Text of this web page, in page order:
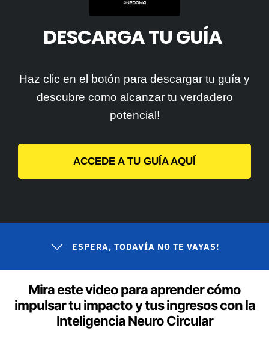
DESCARGA TU GUÍA
Haz clic en el botón para descargar tu guía y
descubre como alcanzar tu verdadero
potencial!
ACCEDE A TU GUÍA AQUÍ
ESPERA, TODAVÍA NO TE VAYAS!
Mira este video para aprender cómo
impulsar tu impacto y tus ingresos con la
Inteligencia Neuro Circular